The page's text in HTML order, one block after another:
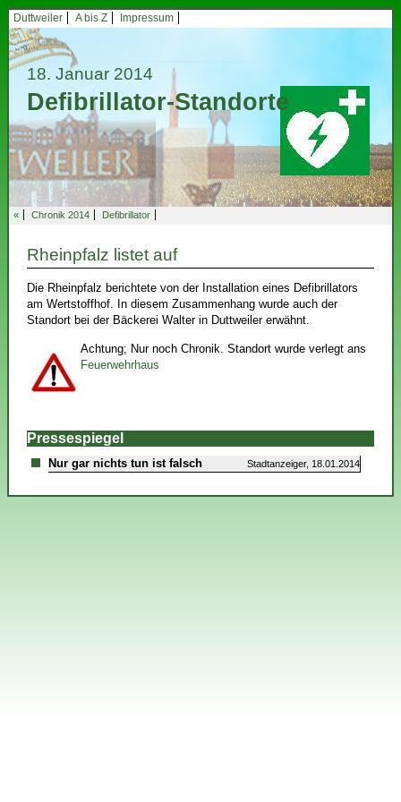
Duttweiler A bis Z Impressum
18. Januar 2014
Defibrillator-Standorte
« Chronik 2014 Defibrillator
Rheinpfalz listet auf
Die Rheinpfalz berichtete von der Installation eines Defibrillators
am Wertstoffhof. In diesem Zusammenhang wurde auch der
Standort bei der Bäckerei Walter in Duttweiler erwähnt.
Achtung; Nur noch Chronik. Standort wurde verlegt ans
Feuerwehrhaus
Pressespiegel
Nur gar nichts tun ist falsch Stadtanzeiger, 18.01.2014